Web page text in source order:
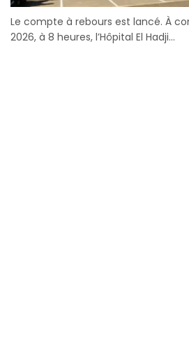
Le compte à rebours est lancé. À
2026, à 8 heures, l’Hôpital El Hadji...